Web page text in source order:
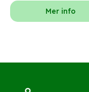
Mer info